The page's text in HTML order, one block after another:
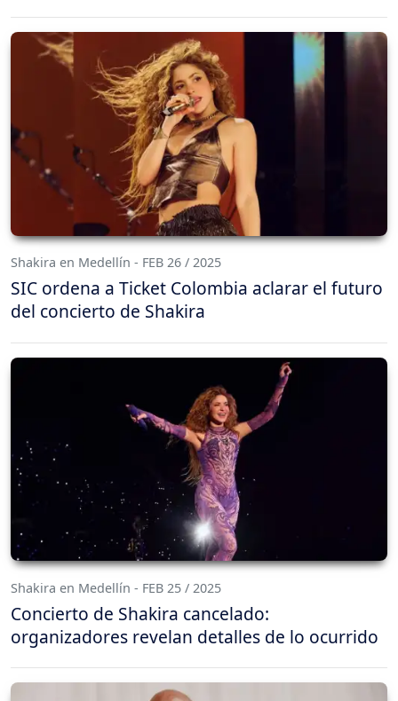
Shakira en Medellín - FEB 26 / 2025
SIC ordena a Ticket Colombia aclarar el futuro
del concierto de Shakira
Shakira en Medellín - FEB 25 / 2025
Concierto de Shakira cancelado:
organizadores revelan detalles de lo ocurrido